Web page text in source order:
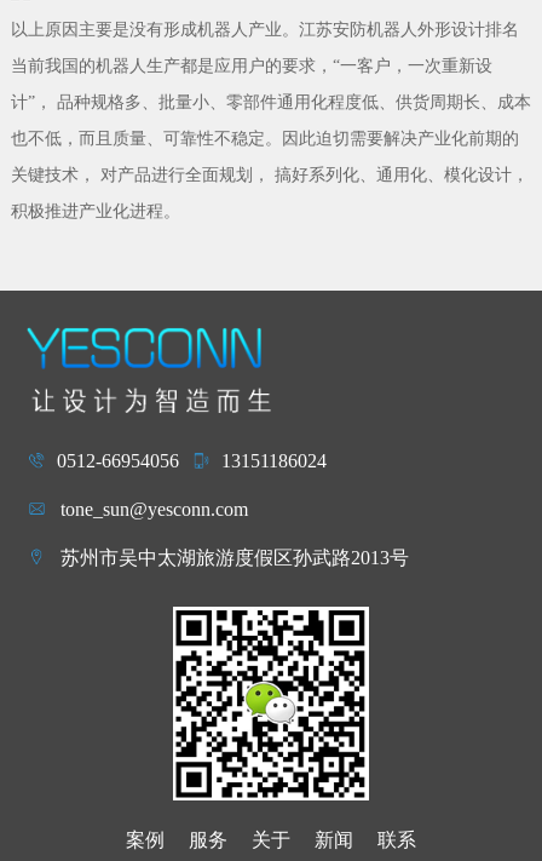
以上原因主要是没有形成机器人产业。江苏安防机器人外形设计排名
当前我国的机器人生产都是应用户的要求，“一客户，一次重新设
计”， 品种规格多、批量小、零部件通用化程度低、供货周期长、成本
也不低，而且质量、可靠性不稳定。因此迫切需要解决产业化前期的
关键技术， 对产品进行全面规划， 搞好系列化、通用化、模化设计，
积极推进产业化进程。
0512-66954056 13151186024
tone_sun@yesconn.com
苏州市吴中太湖旅游度假区孙武路2013号
案例 服务 关于 新闻 联系